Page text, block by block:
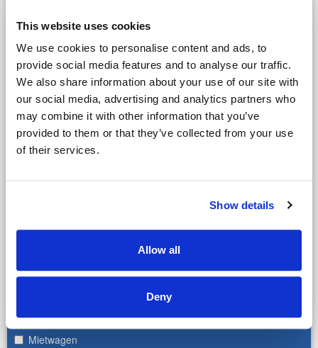
This website uses cookies
We use cookies to personalise content and ads, to
provide social media features and to analyse our traffic.
We also share information about your use of our site with
our social media, advertising and analytics partners who
may combine it with other information that you’ve
provided to them or that they’ve collected from your use
of their services.
Show details
Allow all
Deny
Flug
Reisezeitraum:
von
bis
Name des Ansprechpartners
Mietwagen